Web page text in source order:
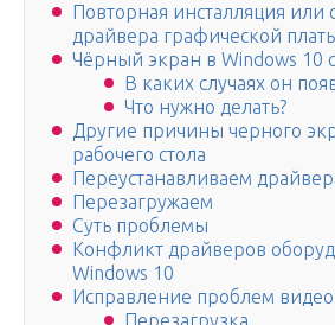
Повторная инсталляция или
драйвера графической
Чёрный экран в Windows 10
В каких случаях он
Что нужно делать?
Другие причины черного
рабочего стола
Переустанавливаем
Перезагружаем
Суть проблемы
Конфликт драйверов
Windows 10
Исправление проблем
Перезагрузка